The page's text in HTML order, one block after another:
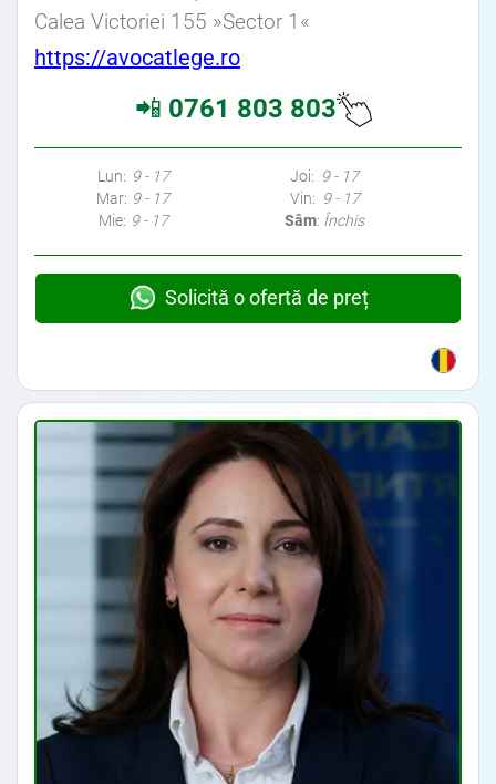
Calea Victoriei 155 »Sector 1«
https://avocatlege.ro
📲 0761 803 803
Lun: 9 - 17
Mar: 9 - 17
Mie: 9 - 17
Joi: 9 - 17
Vin: 9 - 17
Sâm: Închis
Solicită o ofertă de preț